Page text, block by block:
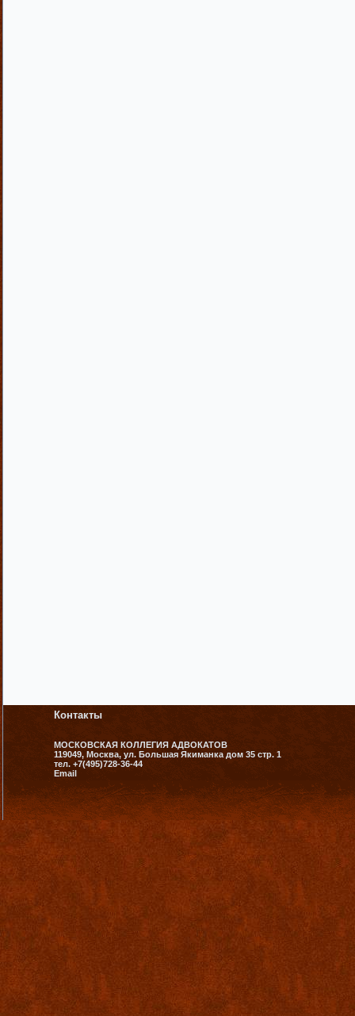
Контакты
МОСКОВСКАЯ КОЛЛЕГИЯ АДВОКАТОВ
119049, Москва, ул. Большая Якиманка дом 35 стр. 1
тел. +7(495)728-36-44
Email